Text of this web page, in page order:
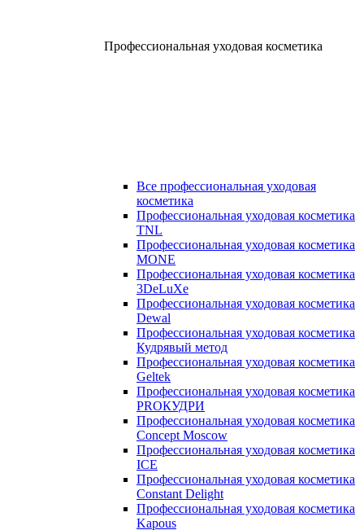
Профессиональная уходовая косметика
Все профессиональная уходовая
косметика
Профессиональная уходовая косметика
TNL
Профессиональная уходовая косметика
MONE
Профессиональная уходовая косметика
3DeLuXe
Профессиональная уходовая косметика
Dewal
Профессиональная уходовая косметика
Кудрявый метод
Профессиональная уходовая косметика
Geltek
Профессиональная уходовая косметика
PROКУДРИ
Профессиональная уходовая косметика
Concept Moscow
Профессиональная уходовая косметика
ICE
Профессиональная уходовая косметика
Constant Delight
Профессиональная уходовая косметика
Kapous